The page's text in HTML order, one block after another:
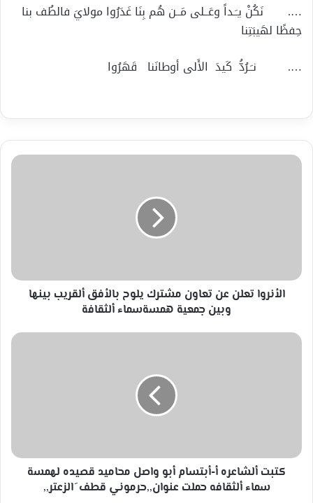
…. نَكُنْ يـَـداً وعَــلى مَــن هُم بِنَا غَدَرُوا مولايَ فالطُف بنا
حِفظًا لهَيبَتِنا
…. نـَـرُدُّ كَيدَ الأَلى أوطانَنا قَهَرُوا
الأنروا
بينها
ألثقافة
الأنروا تعلن عن تعاون مشترك يلوح بالأفق ألقريب بينها
وبين جمعية همسةسماء ألثقافة
كتبت
لهمسة
سماءكتبت ألشاعره أ-أبتسام أبو واصل محاميد قصيده لهمسة
سماء ألثقافه حملت عنوان,,حرموني قطف َ الزعتر,,